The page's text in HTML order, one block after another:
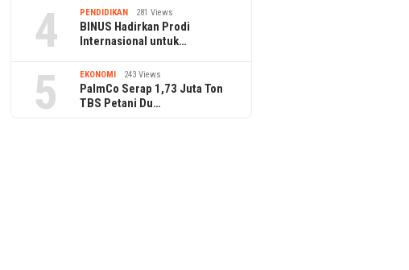
4 PENDIDIKAN 281 Views
BINUS Hadirkan Prodi
Internasional untuk…
5 EKONOMI 243 Views
PalmCo Serap 1,73 Juta Ton
TBS Petani Du…